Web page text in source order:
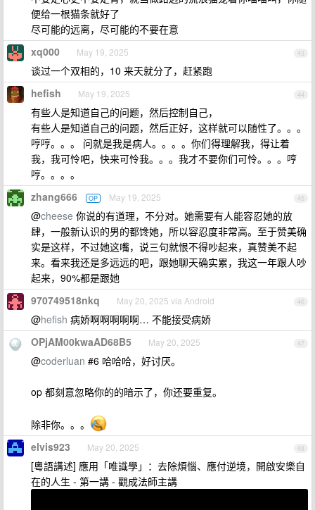
便给一根猫条就好了
尽可能的远离，尽可能的不要在意
43
xq000 May 19, 2025
谈过一个双相的，10 来天就分了，赶紧跑
44
hefish May 19, 2025
有些人是知道自己的问题，然后控制自己，
有些人是知道自己的问题，然后正好，这样就可以随性了。。。
哼哼。。。 问就是我是病人。。。。你们得理解我，得让着
我，我可怜吧，快来可怜我。。。我才不要你们可怜。。。哼
哼。。。。
45
zhang666 OP May 19, 2025
@cheese 你说的有道理，不分对。她需要有人能容忍她的放
肆，一般新认识的男的都馋她，所以容忍度非常高。至于赞美确
实是这样，不过她这嘴，说三句就恨不得吵起来，真赞美不起
来。看来我还是多远远的吧，跟她聊天确实累，我这一年跟人吵
起来，90%都是跟她
46
970749518nkq May 20, 2025 via Android
@hefish 病娇啊啊啊啊啊… 不能接受病娇
47
OPjAM00kwaAD68B5 May 20, 2025
@coderluan #6 哈哈哈，好讨厌。
op 都刻意忽略你的的暗示了，你还要重复。
除非你。。。
48
elvis923 May 20, 2025
[粵語講述] 應用「唯識學」：去除煩惱、應付逆境，開啟安樂自
在的人生 - 第一講 - 觀成法師主講